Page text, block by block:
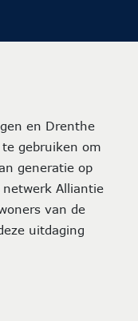
en Drenthe
gebruiken om
generatie op
netwerk Alliantie
van de
uitdaging